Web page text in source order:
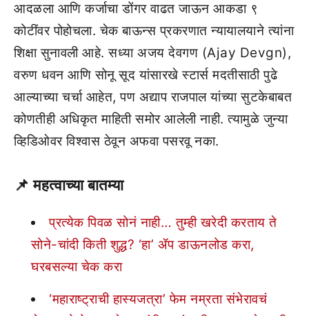
आदळला आणि कर्जाचा डोंगर वाढत जाऊन आकडा ९
कोटींवर पोहोचला. चेक बाऊन्स प्रकरणात न्यायालयाने त्यांना
शिक्षा सुनावली आहे. सध्या अजय देवगण (Ajay Devgn),
वरुण धवन आणि सोनू सूद यांसारखे स्टार्स मदतीसाठी पुढे
आल्याच्या चर्चा आहेत, पण अद्याप राजपाल यांच्या सुटकेबाबत
कोणतीही अधिकृत माहिती समोर आलेली नाही. त्यामुळे जुन्या
व्हिडिओवर विश्वास ठेवून अफवा पसरवू नका.
📌महत्वाच्या बातम्या
प्रत्येक पिवळ सोनं नाही… तुम्ही खरेदी करताय ते
सोने-चांदी किती शुद्ध? ‘हा’ ॲप डाऊनलोड करा,
घरबसल्या चेक करा
‘महाराष्ट्राची हास्यजत्रा’ फेम नम्रता संभेरावचं